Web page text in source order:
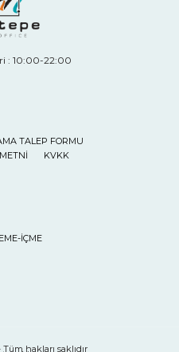
: 10:00-22:00
TALEP FORMU
KVKK
İÇME
hakları saklıdır